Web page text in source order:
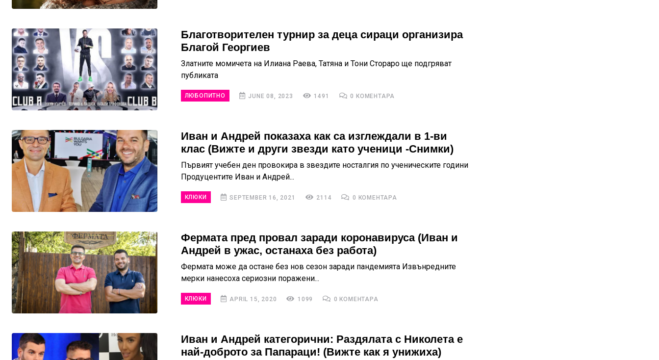
Благотворителен турнир за деца сираци организира
Благой Георгиев
Златните момичета на Илиана Раева, Татяна и Тони Стораро ще подгряват
публиката
ЛЮБОПИТНО JUNE 08, 2023 1491 0 КОМЕНТАРА
Иван и Андрей показаха как са изглеждали в 1-ви
клас (Вижте и други звезди като ученици -Снимки)
Първият учебен ден провокира в звездите носталгия по ученическите години
Продуцентите Иван и Андрей...
КЛЮКИ SEPTEMBER 16, 2021 2114 0 КОМЕНТАРА
Фермата пред провал заради коронавируса (Иван и
Андрей в ужас, останаха без работа)
Фермата може да остане без нов сезон заради пандемията Извънредните
мерки нанесоха сериозни поражени...
КЛЮКИ APRIL 15, 2020 1099 0 КОМЕНТАРА
Иван и Андрей категорични: Раздялата с Николета е
най-доброто за Папараци! (Вижте как я унижиха)